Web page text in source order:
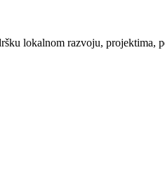
lokalnom razvoju, projektima,